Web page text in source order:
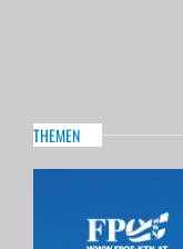
THEMEN